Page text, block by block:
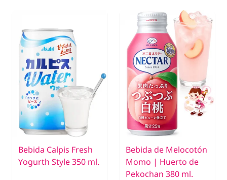
Bebida Calpis Fresh
Yogurth Style 350 ml.
Bebida de Melocotón
Momo | Huerto de
Pekochan 380 ml.